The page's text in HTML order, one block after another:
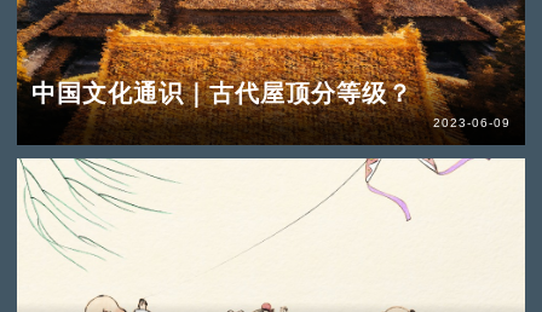
中国文化通识｜古代屋顶分等级？
2023-06-09